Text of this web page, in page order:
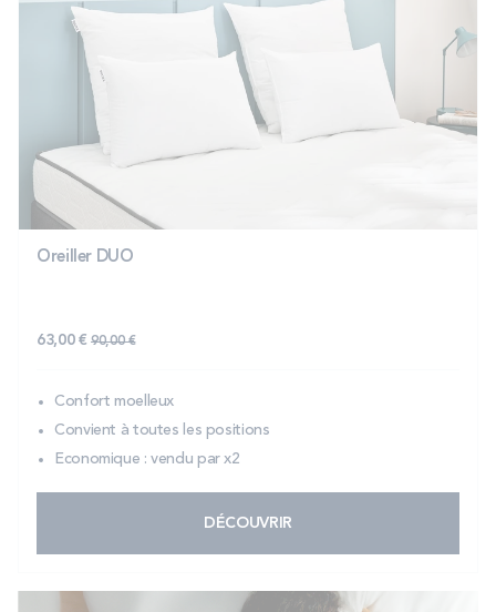
Oreiller DUO
63,00 € 90,00 €
Confort moelleux
Convient à toutes les positions
Economique : vendu par x2
DÉCOUVRIR